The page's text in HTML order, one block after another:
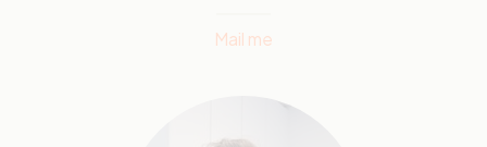
Mail me